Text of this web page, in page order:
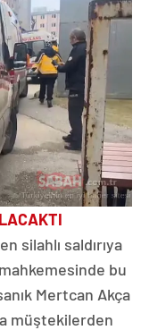
silahlı saldırıya
bu
Mertcan Akça
müştekilerden